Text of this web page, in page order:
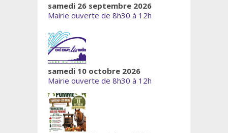
samedi 26 septembre 2026
Mairie ouverte de 8h30 à 12h
samedi 10 octobre 2026
Mairie ouverte de 8h30 à 12h